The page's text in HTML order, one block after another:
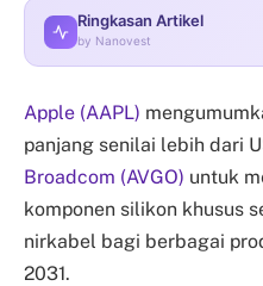
Ringkasan Artikel
by Nanovest
Apple (AAPL)
panjang senilai lebih dari
Broadcom (AVGO) untuk
komponen silikon khusus
nirkabel bagi berbagai
2031.